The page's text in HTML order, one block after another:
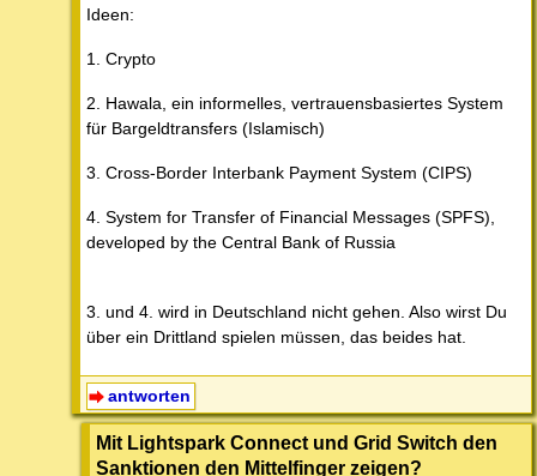
Ideen:
1. Crypto
2. Hawala, ein informelles, vertrauensbasiertes System
für Bargeldtransfers (Islamisch)
3. Cross-Border Interbank Payment System (CIPS)
4. System for Transfer of Financial Messages (SPFS),
developed by the Central Bank of Russia
3. und 4. wird in Deutschland nicht gehen. Also wirst Du
über ein Drittland spielen müssen, das beides hat.
antworten
Mit Lightspark Connect und Grid Switch den
Sanktionen den Mittelfinger zeigen?